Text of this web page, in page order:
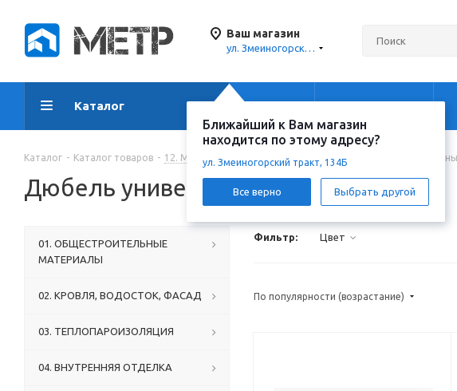
Ваш магазин
ул. Змеиногорский тракт, 134Б
Ближайший к Вам магазин
находится по этому адресу?
ул. Змеиногорский тракт, 134Б
Все верно Выбрать другой
Каталог Акции Услуги
Каталог - Каталог товаров - 12. МЕТИЗЫ И КРЕПЕЖ - Дюбели - Дюбель
Дюбель универсальный
Фильтр: Цвет
По популярности (возрастание)
01. ОБЩЕСТРОИТЕЛЬНЫЕ
МАТЕРИАЛЫ
02. КРОВЛЯ, ВОДОСТОК, ФАСАД
03. ТЕПЛОПАРОИЗОЛЯЦИЯ
04. ВНУТРЕННЯЯ ОТДЕЛКА